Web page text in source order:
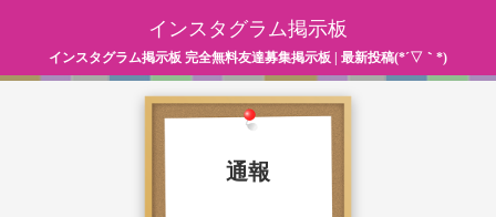
インスタグラム掲示板
インスタグラム掲示板 完全無料友達募集掲示板 | 最新投稿(*´▽｀*)
通報